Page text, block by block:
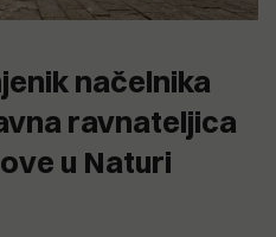
načelnika
ravnateljica
u Naturi